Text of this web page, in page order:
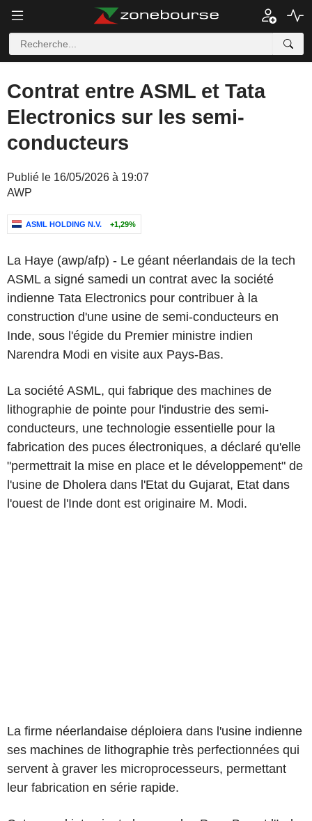
Contrat entre ASML et Tata
Electronics sur les semi-
conducteurs
Publié le 16/05/2026 à 19:07
AWP
ASML HOLDING N.V. +1,29%
La Haye (awp/afp) - Le géant néerlandais de la tech
ASML a signé samedi un contrat avec la société
indienne Tata Electronics pour contribuer à la
construction d'une usine de semi-conducteurs en
Inde, sous l'égide du Premier ministre indien
Narendra Modi en visite aux Pays-Bas.
La société ASML, qui fabrique des machines de
lithographie de pointe pour l'industrie des semi-
conducteurs, une technologie essentielle pour la
fabrication des puces électroniques, a déclaré qu'elle
"permettrait la mise en place et le développement" de
l'usine de Dholera dans l'Etat du Gujarat, Etat dans
l'ouest de l'Inde dont est originaire M. Modi.
La firme néerlandaise déploiera dans l'usine indienne
ses machines de lithographie très perfectionnées qui
servent à graver les microprocesseurs, permettant
leur fabrication en série rapide.